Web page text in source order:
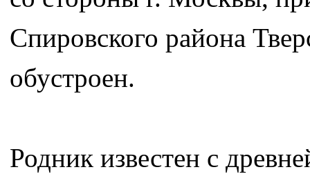
Спировского района
обустроен.
Родник известен с